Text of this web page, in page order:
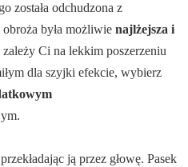
została odchudzona z
była możliwienajlżejsza i
zależy Ci na lekkim poszerzeniu
dla szyjki efekcie, wybierz
ją przez głowę. Pasek